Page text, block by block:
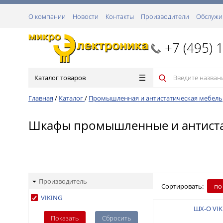
О компании Новости Контакты Производители
+7 (495)
Каталог товаров
Главная / Каталог/ Промышленная и антистатическая мебель
Шкафы промышленные и
Производитель
VIKING
Сортировать:
ШХ-О